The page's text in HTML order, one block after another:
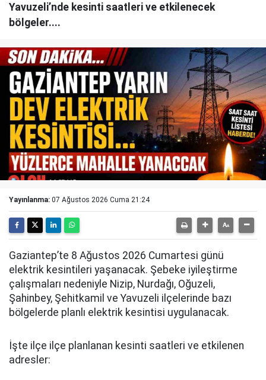
Yavuzeli’nde kesinti saatleri ve etkilenecek
bölgeler....
Yayınlanma: 07 Ağustos 2026 Cuma 21:24
Gaziantep’te 8 Ağustos 2026 Cumartesi günü
elektrik kesintileri yaşanacak. Şebeke iyileştirme
çalışmaları nedeniyle Nizip, Nurdağı, Oğuzeli,
Şahinbey, Şehitkamil ve Yavuzeli ilçelerinde bazı
bölgelerde planlı elektrik kesintisi uygulanacak.
İşte ilçe ilçe planlanan kesinti saatleri ve etkilenen
adresler: